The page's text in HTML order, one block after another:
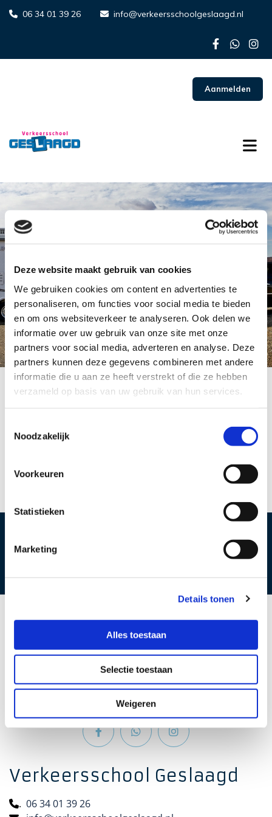
Deze website maakt gebruik van cookies
We gebruiken cookies om content en advertenties te
personaliseren, om functies voor social media te bieden
en om ons websiteverkeer te analyseren. Ook delen we
informatie over uw gebruik van onze site met onze
partners voor social media, adverteren en analyse. Deze
partners kunnen deze gegevens combineren met andere
informatie die u aan ze heeft verstrekt of die ze hebben
verzameld op basis van uw gebruik van hun services.
Noodzakelijk
Voorkeuren
Statistieken
Marketing
Details tonen
Alles toestaan
Selectie toestaan
Weigeren
 06 34 01 39 26  info@verkeersschoolgeslaagd.nl
Aanmelden
Verkeersschool Geslaagd
. 06 34 01 39 26